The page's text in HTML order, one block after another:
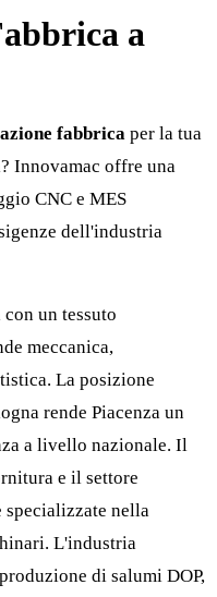
a
fabbrica per la tua
? Innovamac offre una
CNC e MES
dell'industria
un tessuto
meccanica,
La posizione
rende Piacenza un
a livello nazionale. Il
e il settore
specializzate nella
L'industria
di salumi DOP,